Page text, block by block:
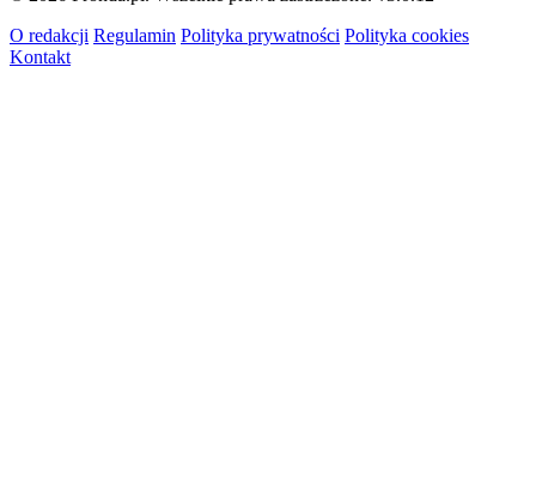
O redakcji Regulamin Polityka prywatności Polityka cookies
Kontakt